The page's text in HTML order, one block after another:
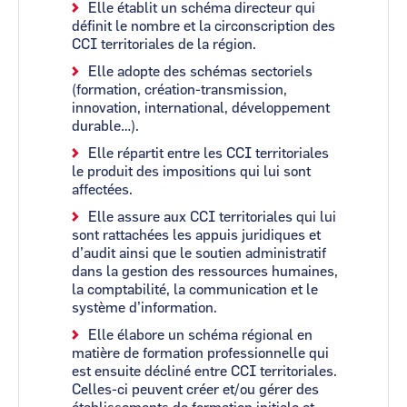
Elle établit un schéma directeur qui
définit le nombre et la circonscription des
CCI territoriales de la région.
Elle adopte des schémas sectoriels
(formation, création-transmission,
innovation, international, développement
durable…).
Elle répartit entre les CCI territoriales
le produit des impositions qui lui sont
affectées.
Elle assure aux CCI territoriales qui lui
sont rattachées les appuis juridiques et
d’audit ainsi que le soutien administratif
dans la gestion des ressources humaines,
la comptabilité, la communication et le
système d’information.
Elle élabore un schéma régional en
matière de formation professionnelle qui
est ensuite décliné entre CCI territoriales.
Celles-ci peuvent créer et/ou gérer des